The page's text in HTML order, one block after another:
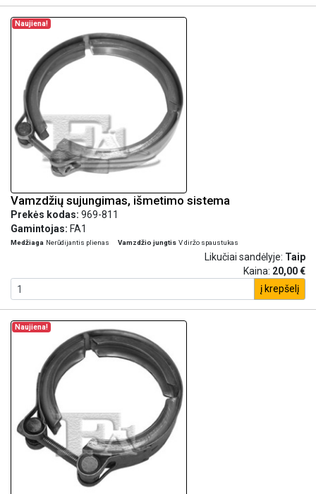
Naujiena!
Vamzdžių sujungimas, išmetimo sistema
Prekės kodas: 969-811
Gamintojas: FA1
Medžiaga Nerūdijantis plienas Vamzdžio jungtis V diržo spaustukas
Likučiai sandėlyje: Taip
Kaina: 20,00 €
į krepšelį
Naujiena!